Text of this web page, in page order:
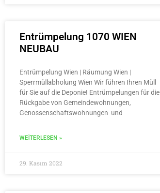
Entrümpelung 1070 WIEN
NEUBAU
Entrümpelung Wien | Räumung Wien |
Sperrmüllabholung Wien Wir führen Ihren Müll
für Sie auf die Deponie! Entrümpelungen für die
Rückgabe von Gemeindewohnungen,
Genossenschaftswohnungen und
WEITERLESEN »
29. Kasım 2022